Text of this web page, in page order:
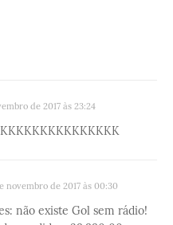
de 2017 às 23:24
novembro de 2017 às 00:30
não existe Gol sem rádio!